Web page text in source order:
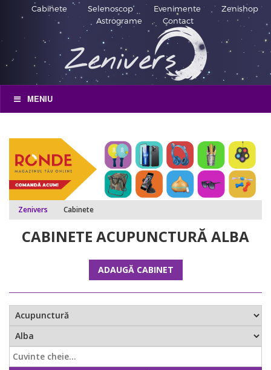
Cabinete Selenoscop Evenimente
Zenishop
Astrograme
Contact
MENIU
Zenivers Cabinete
CABINETE ACUPUNCTURĂ ALBA
ADAUGĂ CABINET